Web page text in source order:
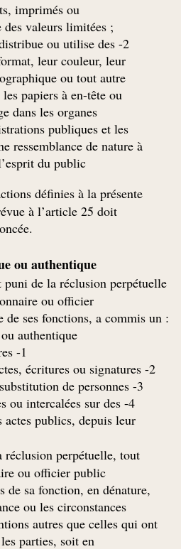
imprimés ou
; formules aux lieu et place des valeurs limitées
ou utilise des
leur couleur, leur –
ou tout autre
papiers à en-tête ou
dans les organes
publiques et les
ressemblance de nature à
du public
définies à la présente
à l’article 25 doit
.obligatoirement être prononcée
ou authentique
puni de la réclusion perpétuelle
ou officier
de ses fonctions, a commis un
authentique
1- soit par fausses signatures –
2- soit par altération des actes, écritures ou signatures –
3- soit par supposition ou substitution de personnes –
ou intercalées sur des
publics, depuis leur –
réclusion perpétuelle, tout
ou officier public
de sa fonction, en dénature
ou les circonstances
autres que celles qui ont
parties, soit en